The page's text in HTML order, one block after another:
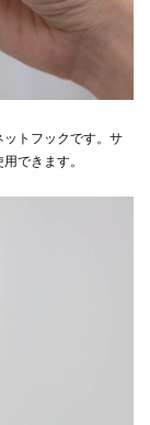
トフックです。サ
できます。